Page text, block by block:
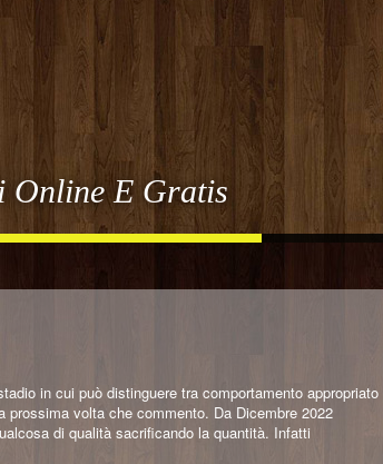
E Gratis
in cui può distinguere tra comportamento appropriato
volta che commento. Da Dicembre 2022
di qualità sacrificando la quantità. Infatti